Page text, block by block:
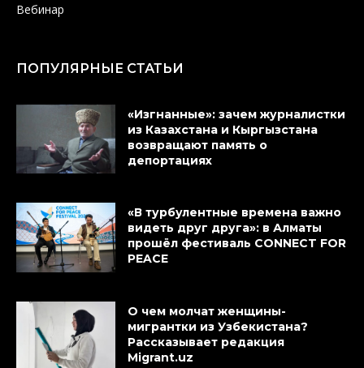
Вебинар
ПОПУЛЯРНЫЕ СТАТЬИ
«Изгнанные»: зачем журналистки
из Казахстана и Кыргызстана
возвращают память о
депортациях
«В турбулентные времена важно
видеть друг друга»: в Алматы
прошёл фестиваль CONNECT FOR
PEACE
О чем молчат женщины-
мигрантки из Узбекистана?
Рассказывает редакция
Migrant.uz